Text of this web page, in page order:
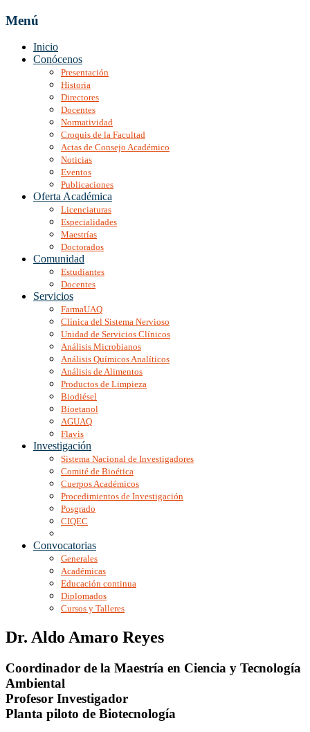
Menú
Inicio
Conócenos
Presentación
Historia
Directores
Docentes
Normatividad
Croquis de la Facultad
Actas de Consejo Académico
Noticias
Eventos
Publicaciones
Oferta Académica
Licenciaturas
Especialidades
Maestrías
Doctorados
Comunidad
Estudiantes
Docentes
Servicios
FarmaUAQ
Clínica del Sistema Nervioso
Unidad de Servicios Clínicos
Análisis Microbianos
Análisis Químicos Analíticos
Análisis de Alimentos
Productos de Limpieza
Biodiésel
Bioetanol
AGUAQ
Flavis
Investigación
Sistema Nacional de Investigadores
Comité de Bioética
Cuerpos Académicos
Procedimientos de Investigación
Posgrado
CIQEC
Convocatorias
Generales
Académicas
Educación continua
Diplomados
Cursos y Talleres
Dr. Aldo Amaro Reyes
Coordinador de la Maestría en Ciencia y Tecnología
Ambiental
Profesor Investigador
Planta piloto de Biotecnología